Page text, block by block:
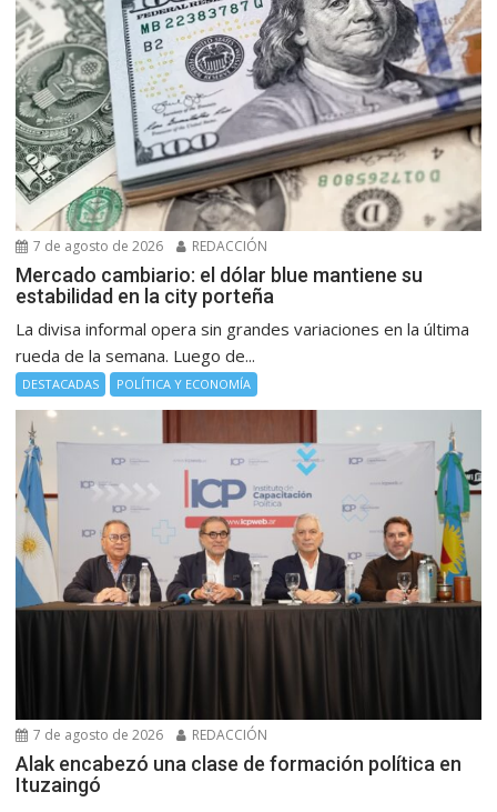
7 de agosto de 2026 REDACCIÓN
Mercado cambiario: el dólar blue mantiene su
estabilidad en la city porteña
La divisa informal opera sin grandes variaciones en la última
rueda de la semana. Luego de...
DESTACADAS POLÍTICA Y ECONOMÍA
7 de agosto de 2026 REDACCIÓN
Alak encabezó una clase de formación política en
Ituzaingó